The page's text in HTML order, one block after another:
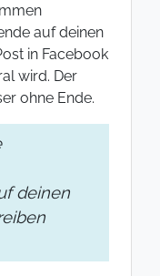
auf deinen
in Facebook
wird. Der
ohne Ende.
deinen